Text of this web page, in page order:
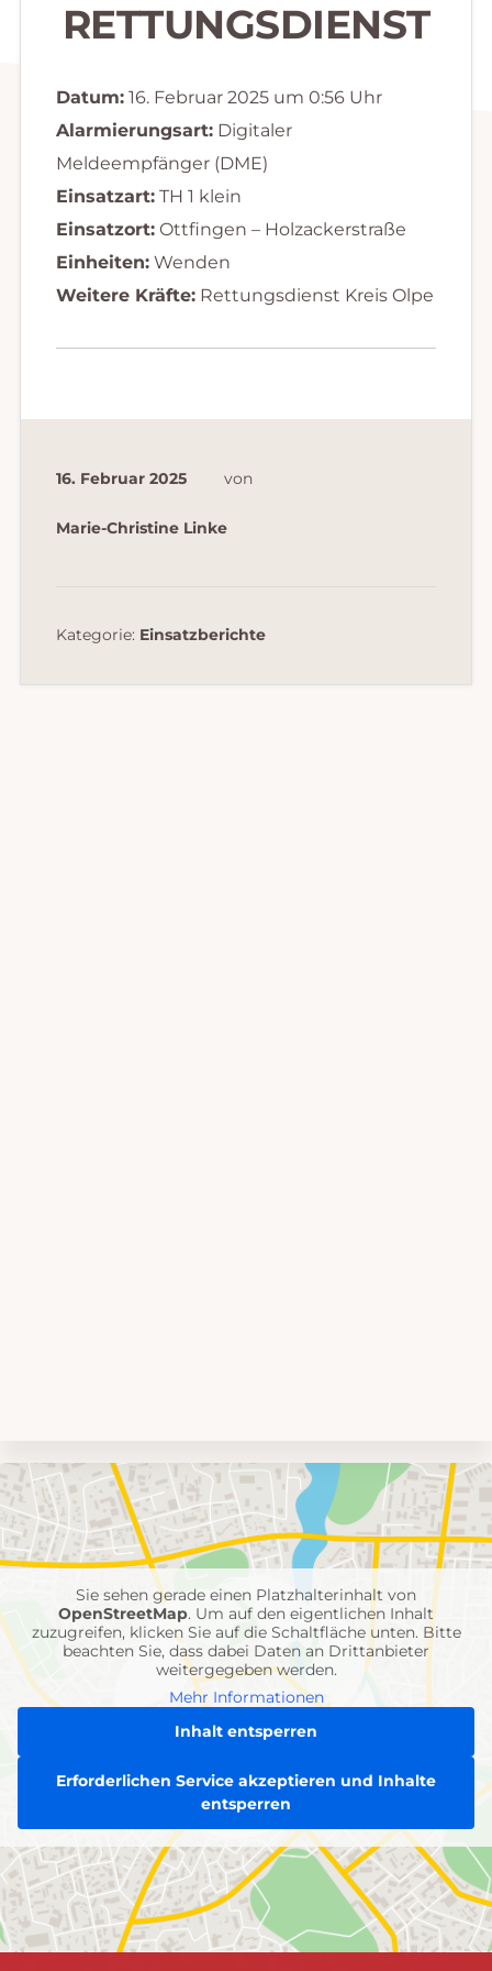
RETTUNGSDIENST
Datum:16. Februar 2025 um 0:56 Uhr
Alarmierungsart:Digitaler
Meldeempfänger (DME)
Einsatzart:TH 1 klein
Einsatzort:Ottfingen – Holzackerstraße
Einheiten:Wenden
Weitere Kräfte:Rettungsdienst Kreis Olpe
16. Februar 2025 von
Marie-Christine Linke
Kategorie: Einsatzberichte
Umgebungskarte
mit
Feuerwehr-
Einheiten
Sie sehen gerade einen Platzhalterinhalt von
OpenStreetMap. Um auf den eigentlichen Inhalt
zuzugreifen, klicken Sie auf die Schaltfläche unten. Bitte
beachten Sie, dass dabei Daten an Drittanbieter
weitergegeben werden.
Mehr Informationen
Inhalt entsperren
Erforderlichen Service akzeptieren und Inhalte
entsperren